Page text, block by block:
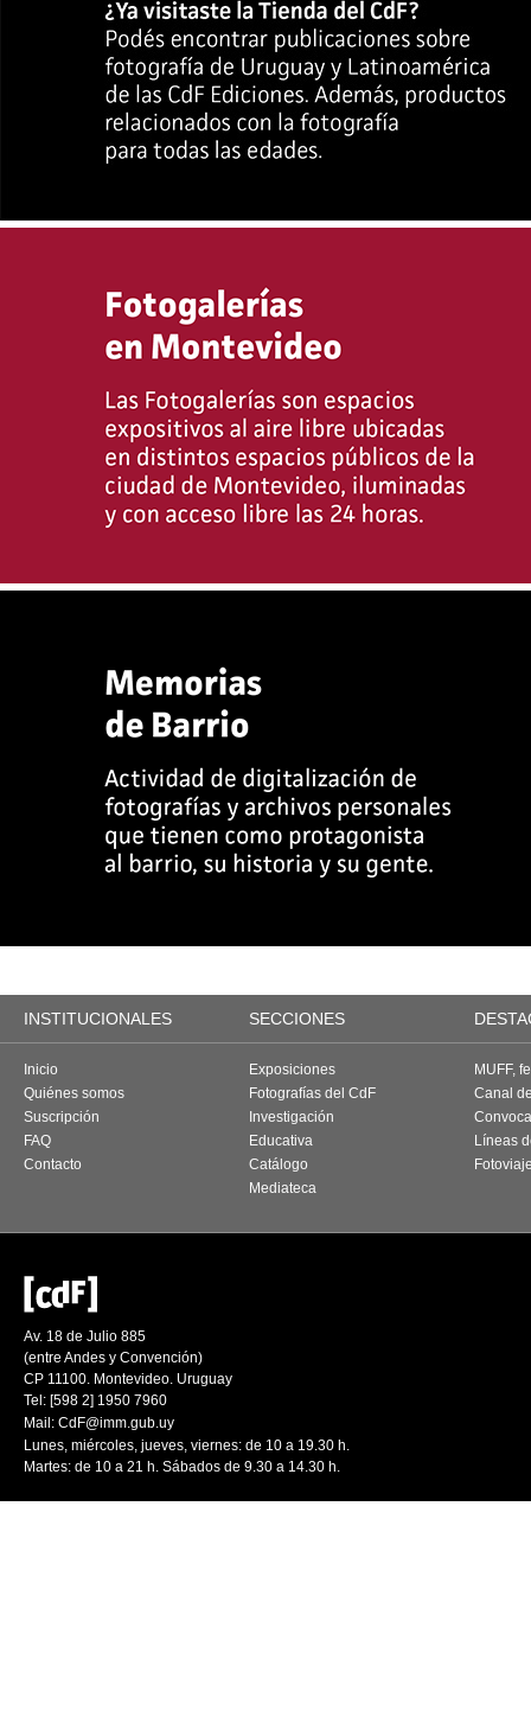
INSTITUCIONALES SECCIONES
Inicio
Quiénes somos
Suscripción
FAQ
Contacto
Exposiciones
Fotografías del CdF
Investigación
Educativa
Catálogo
Mediateca
MUFF,
Canal
Líneas
Av. 18 de Julio 885
(entre Andes y Convención)
CP 11100. Montevideo. Uruguay
Tel: [598 2] 1950 7960
Mail: CdF@imm.gub.uy
Lunes, miércoles, jueves, viernes: de 10 a 19.30 h.
Martes: de 10 a 21 h. Sábados de 9.30 a 14.30 h.